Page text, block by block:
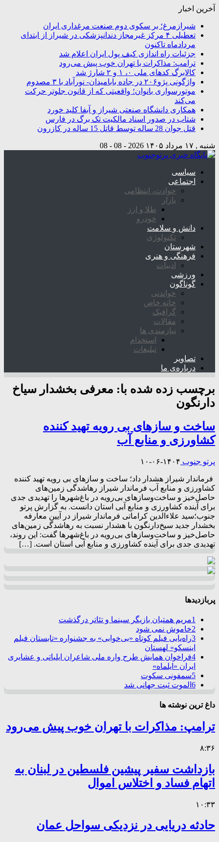
آخرین اخبار
شیرازمرغ؛ بر سکوی دوم صنعت مرغداری ایران
تعطیلی ۴ مرکز غیرمجاز دندانپزشکی در شیراز از ابتدای
مردادماه تاکنون
جزئیات راه اندازی کیف پول ایران اعلام شد
ترامپ: مذاکرات با تهران خوب پیش می‌رود
کالابرگ کدهای ملی ۰، ۱ و ۲ شارژ شد
واژگونی پژو۲۰۶ در جاده بابامیدان- نورآباد با ۳ مصدوم
موتورسواری بانوان؛ واقعیتی که از قانون جلوتر حرکت
می‌کند
همکاری دانشگاه صنعتی شیراز و آبفا کلید خورد
شتاب در صدور اسناد مالکیت تک برگ در فارس
قتل جوان 28 ساله توسط قاتل 15 ساله در کازرون
شنبه , ۱۷ مرداد ۱۴۰۵ 2026 - 08 - 08
سیاسی
اجتماعی
حوادث، انتظامی
بازار
طلا و ارز
خودرو
دانش و سلامت
تکنولوژی
شهرستان
فرهنگی و هنری
ادبیات
ورزشی
گوناگون
خواندنی
خانه خاص
گرافیک
مقالات
نیازمندی ها
استخدام
تبلیغات
تصاویر
درباره‌ی ما
برچسب زده شده با: معرفی بخشدار سیاخ
دارنگون
ساخت و سازهای بی رویه تهید کننده
کشاورزی و منابع آب
پرتو جنوب ۱۴۰۴-۰۶-۱۰
فرماندار شیراز هشدار داد؛ ساخت و سازهای بی رویه تهید کننده
کشاورزی و منابع آب فرماندار شیراز رهاشدگی زمین‌های
حاصل‌خیز و ساخت‌وساز‌های بی‌رویه در باغ‌شهر‌ها را تهدیدی جدی
برای آینده کشاورزی و منابع آبی استان دانست. به گزارش پرتو
جنوب؛سید علاءالدین کراماتی فرماندار شیراز در آیین معارفه
بخشدار جدید سیخ‌دارنگون با هشدار نسبت به رهاشدگی زمین‌های
حاصل‌خیز و ساخت‌وساز‌های بی‌رویه در باغ‌شهر‌ها گفت: این روند،
تهدیدی جدی برای آینده کشاورزی و منابع آبی استان است. […]
پربازدیدها
1مریم همتیان بازیگر سینما و تئاتر درگذشت
2خاموش نمی شود
3راه‌یابی فیلم کوتاه «بی‌خوابی» به جشنواره «تابستان فیلم
اینسکو» لهستان
4فراخوان همایش طرح واره ملی شاعران ایلیاتی و عشایری
ایران «ایلماه»
5سمفونی سکوت
6 الموت ثبت جهانی شد
داغ ترین نوشته ها
ترامپ: مذاکرات با تهران خوب پیش می‌رود
۸:۳۶
بازداشت سفیر پیشین فلسطین در لبنان به
اتهام فساد و اختلاس اموال
۱۰:۳۳
حادثه دریایی در نزدیکی سواحل عمان